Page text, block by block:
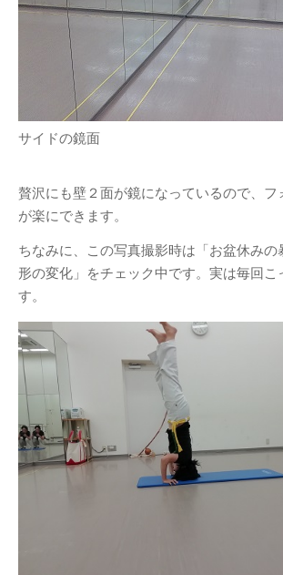
サイドの鏡面
贅沢にも壁２面が鏡になっているので、フ
が楽にできます。
ちなみに、この写真撮影時は「お盆休みの
形の変化」をチェック中です。実は毎回こ
す。